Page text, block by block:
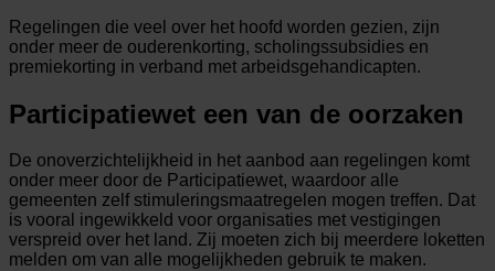
Regelingen die veel over het hoofd worden gezien, zijn
onder meer de ouderenkorting, scholingssubsidies en
premiekorting in verband met arbeidsgehandicapten.
Participatiewet een van de oorzaken
De onoverzichtelijkheid in het aanbod aan regelingen komt
onder meer door de Participatiewet, waardoor alle
gemeenten zelf stimuleringsmaatregelen mogen treffen. Dat
is vooral ingewikkeld voor organisaties met vestigingen
verspreid over het land. Zij moeten zich bij meerdere loketten
melden om van alle mogelijkheden gebruik te maken.